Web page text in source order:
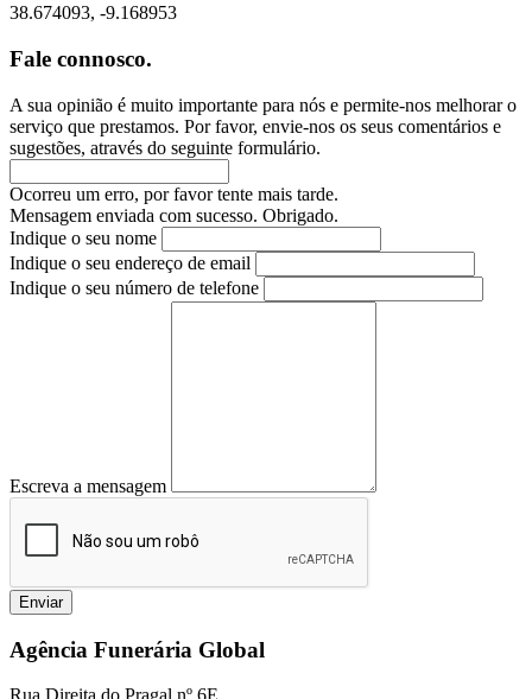
38.674093, -9.168953
Fale connosco.
A sua opinião é muito importante para nós e permite-nos melhorar o
serviço que prestamos. Por favor, envie-nos os seus comentários e
sugestões, através do seguinte formulário.
Ocorreu um erro, por favor tente mais tarde.
Mensagem enviada com sucesso. Obrigado.
Indique o seu nome
Indique o seu endereço de email
Indique o seu número de telefone
Escreva a mensagem
Enviar
Agência Funerária Global